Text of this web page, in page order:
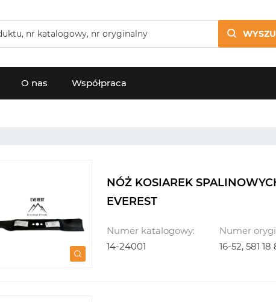
O nas Współpraca
NÓŻ KOSIAREK
EVEREST
Numer katalogowy:
14-24001
Numer
16-52, 581 18